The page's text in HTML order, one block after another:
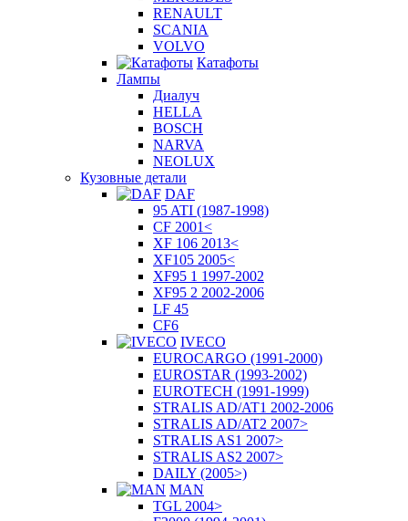
RENAULT
SCANIA
VOLVO
Катафоты
Лампы
Диалуч
HELLA
BOSCH
NARVA
NEOLUX
Кузовные детали
DAF
95 ATI (1987-1998)
CF 2001<
XF 106 2013<
XF105 2005<
XF95 1 1997-2002
XF95 2 2002-2006
LF 45
CF6
IVECO
EUROCARGO (1991-2000)
EUROSTAR (1993-2002)
EUROTECH (1991-1999)
STRALIS AD/AT1 2002-2006
STRALIS AD/AT2 2007>
STRALIS AS1 2007>
STRALIS AS2 2007>
DAILY (2005>)
MAN
TGL 2004>